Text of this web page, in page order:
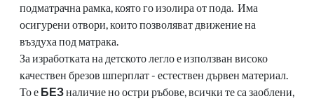
подматрачна рамка, която го изолира от пода. Има
осигурени отвори, които позволяват движение на
въздуха под матрака.
За изработката на детското легло е използван високо
качествен брезов шперплат - естествен дървен материал.
То е БЕЗналичие но остри ръбове, всички те са заоблени,